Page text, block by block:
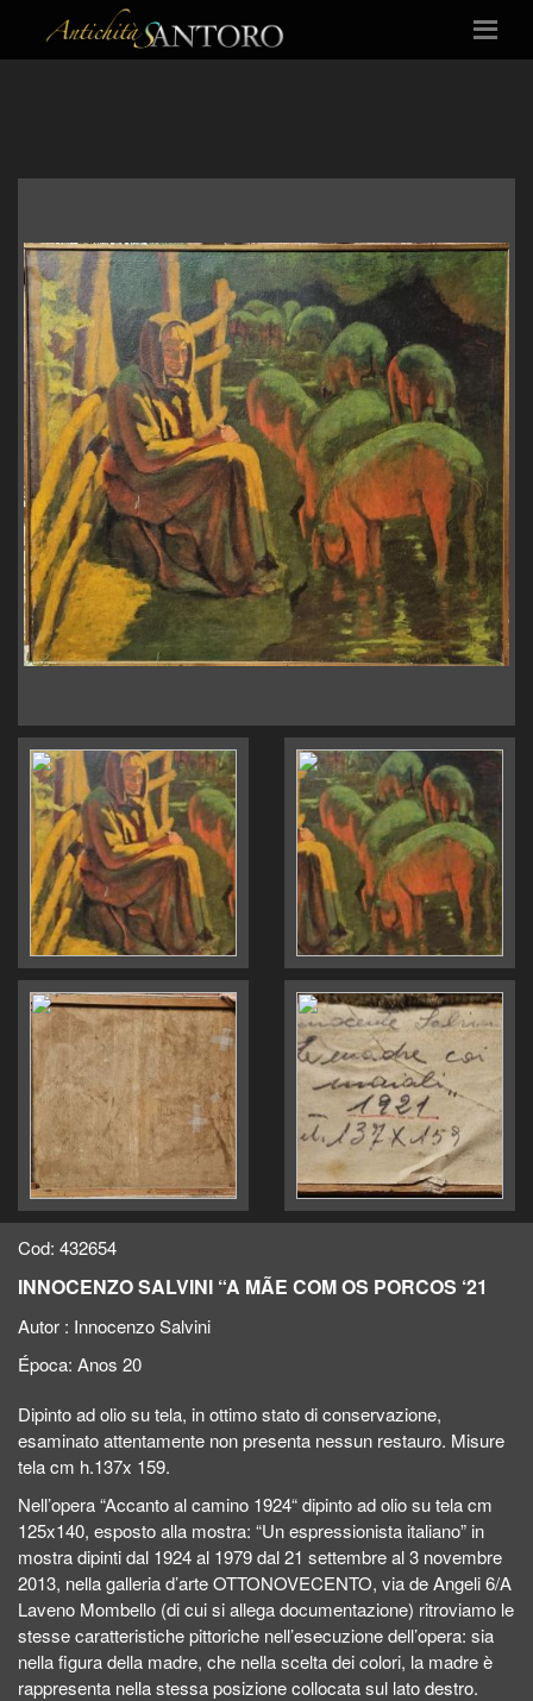
Cod: 432654
INNOCENZO SALVINI “A MÃE COM OS PORCOS ‘21
Autor : Innocenzo Salvini
Época: Anos 20
Dipinto ad olio su tela, in ottimo stato di conservazione,
esaminato attentamente non presenta nessun restauro. Misure
tela cm h.137x 159.
Nell’opera “Accanto al camino 1924“ dipinto ad olio su tela cm
125x140, esposto alla mostra: “Un espressionista italiano” in
mostra dipinti dal 1924 al 1979 dal 21 settembre al 3 novembre
2013, nella galleria d’arte OTTONOVECENTO, via de Angeli 6/A
Laveno Mombello (di cui si allega documentazione) ritroviamo le
stesse caratteristiche pittoriche nell’esecuzione dell’opera: sia
nella figura della madre, che nella scelta dei colori, la madre è
rappresenta nella stessa posizione collocata sul lato destro.